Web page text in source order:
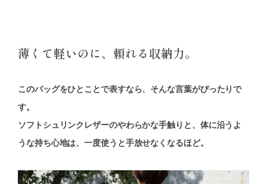
薄くて軽いのに、頼れる収納力。
このバッグをひとことで表すなら、そんな言葉がぴったりで
す。
ソフトシュリンクレザーのやわらかな手触りと、体に沿うよ
うな持ち心地は、一度使うと手放せなくなるほど。